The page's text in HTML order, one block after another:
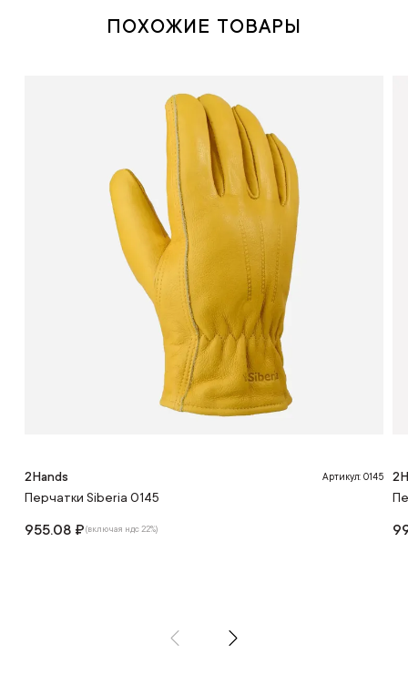
ПОХОЖИЕ ТОВАРЫ
2Hands Артикул: 0145
Перчатки Siberia 0145
955.08 ₽(включая ндс 22%)